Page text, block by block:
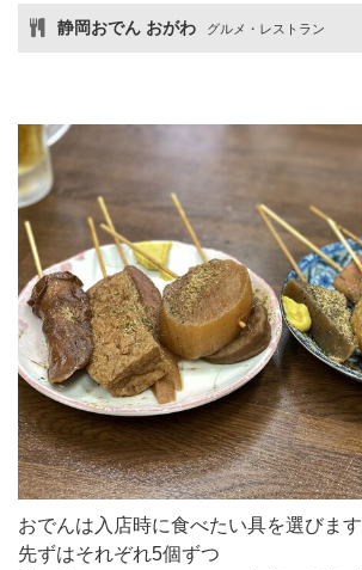
静岡おでん おがわ グルメ・レストラン
おでんは入店時に食べたい具を選びます
先ずはそれぞれ5個ずつ